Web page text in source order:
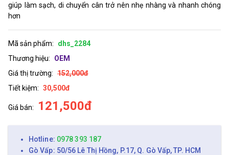
giúp làm sạch, di chuyển cân trở nên nhẹ nhàng và nhanh chóng
hơn
Mã sản phẩm:
dhs_2284
Thương hiệu:
OEM
Giá thị trường: 152,000đ
Tiết kiệm: 30,500đ
Giá bán: 121,500đ
Hotline: 0978 393 187
Gò Vấp: 50/56 Lê Thị Hồng, P.17, Q. Gò Vấp, TP. HCM